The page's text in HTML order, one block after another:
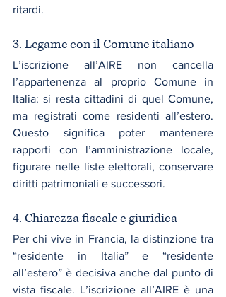
ritardi.
3. Legame con il Comune italiano
L’iscrizione all’AIRE non cancella
l’appartenenza al proprio Comune in
Italia: si resta cittadini di quel Comune,
ma registrati come residenti all’estero.
Questo significa poter mantenere
rapporti con l’amministrazione locale,
figurare nelle liste elettorali, conservare
diritti patrimoniali e successori.
4. Chiarezza fiscale e giuridica
Per chi vive in Francia, la distinzione tra
“residente in Italia” e “residente
all’estero” è decisiva anche dal punto di
vista fiscale. L’iscrizione all’AIRE è una